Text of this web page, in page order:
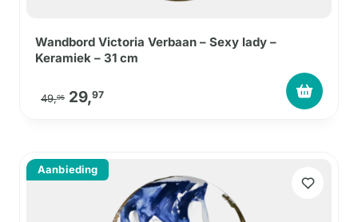
Wandbord Victoria Verbaan – Sexy lady –
Keramiek – 31 cm
49,95 Oorspronkelijke prijs was: 49,95.
29,97Huidige prijs is: 29,97.
Aanbieding